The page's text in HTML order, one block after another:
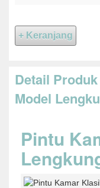
Detail
Model
Pintu